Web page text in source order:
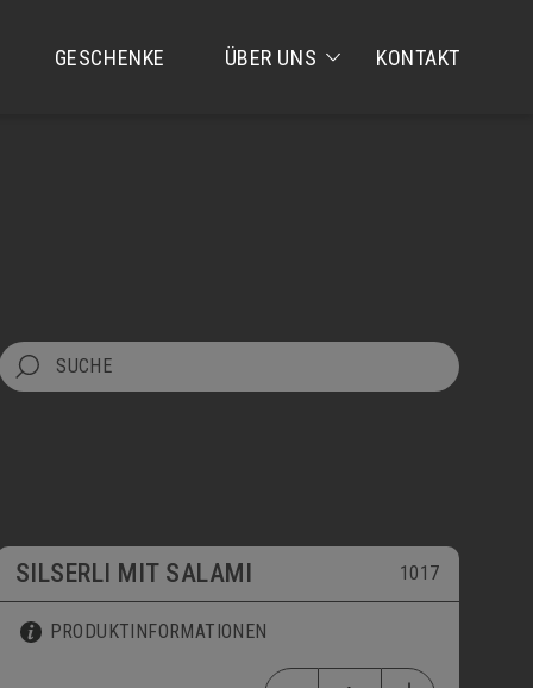
GESCHENKE ÜBER UNS KONTAKT
SILSERLI MIT SALAMI 1017
PRODUKTINFORMATIONEN